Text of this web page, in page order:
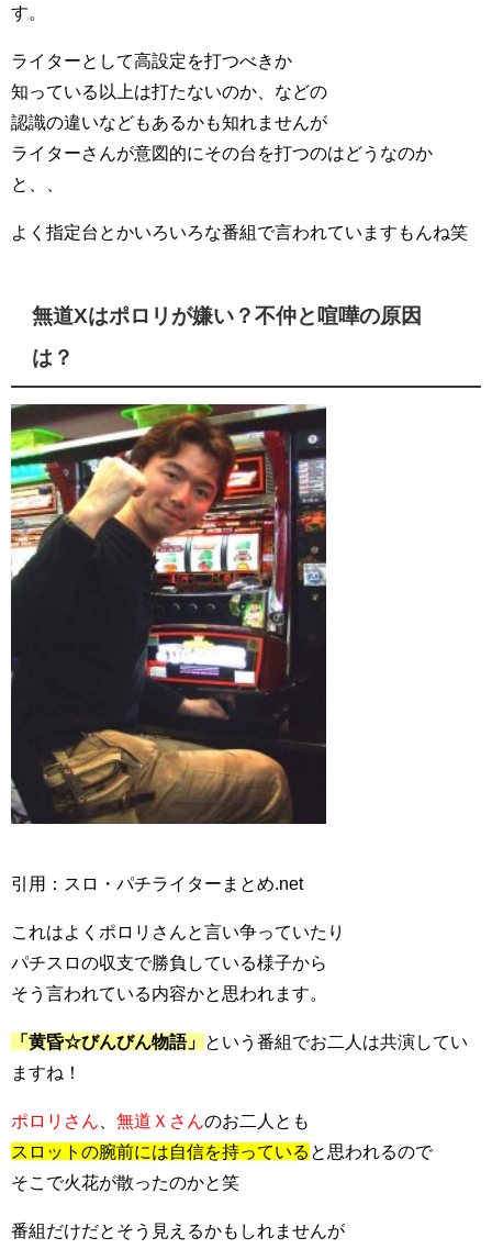
す。
ライターとして高設定を打つべきか
知っている以上は打たないのか、などの
認識の違いなどもあるかも知れませんが
ライターさんが意図的にその台を打つのはどうなのか
と、、
よく指定台とかいろいろな番組で言われていますもんね笑
無道Xはポロリが嫌い？不仲と喧嘩の原因
は？
引用：スロ・パチライターまとめ.net
これはよくポロリさんと言い争っていたり
パチスロの収支で勝負している様子から
そう言われている内容かと思われます。
「黄昏☆びんびん物語」
という番組でお二人は共演してい
ますね！
ポロリさん 無道Ｘさんのお二人とも
スロットの腕前には自信を持っている と思われるので
そこで火花が散ったのかと笑
番組だけだとそう見えるかもしれませんが